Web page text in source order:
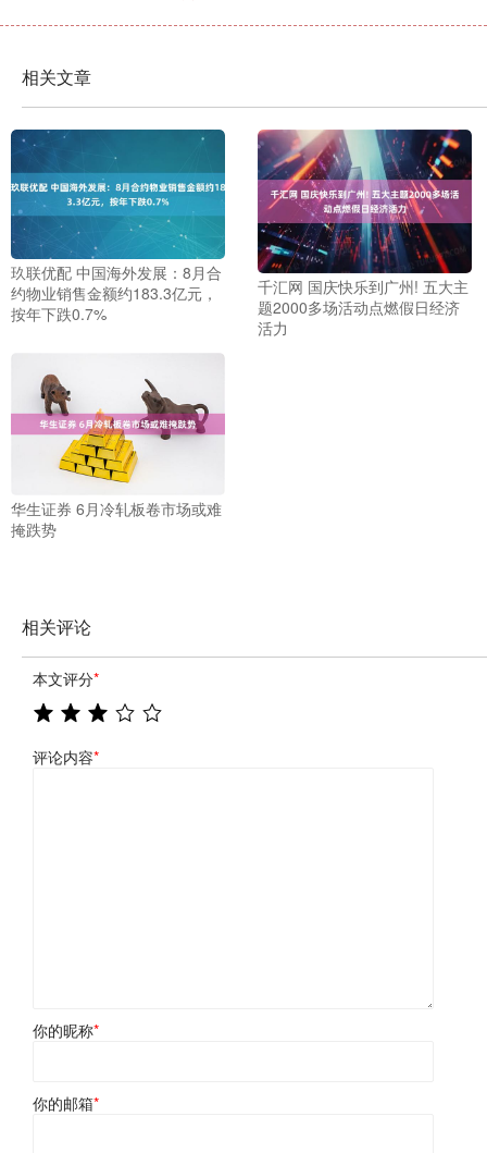
相关文章
玖联优配 中国海外发展：8月合
约物业销售金额约183.3亿元，
按年下跌0.7%
千汇网 国庆快乐到广州! 五大主
题2000多场活动点燃假日经济
活力
华生证券 6月冷轧板卷市场或难
掩跌势
相关评论
本文评分*
评论内容*
你的昵称*
你的邮箱*